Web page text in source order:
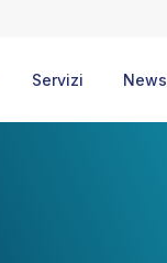
Servizi News